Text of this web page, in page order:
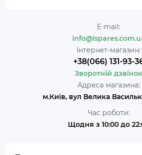
E-mail:
Інтернет-магазин:
+38(066) 131-93-
Зворотній дзвінок
Адреса магазина:
м.Київ, вул Велика
Час роботи:
Щодня з 10:00 до